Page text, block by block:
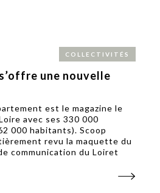
COLLECTIVITÉS
une nouvelle
est le magazine le
avec ses 330 000
000 habitants). Scoop
revu la maquette du
communication du Loiret